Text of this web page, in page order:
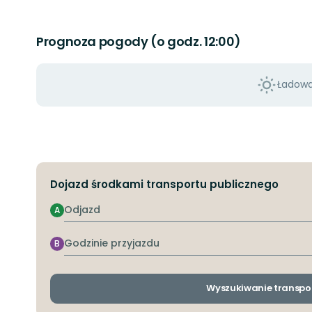
Prognoza pogody (o godz. 12:00)
Dojazd środkami transportu publicznego
Odjazd
A
Godzinie
przyjazdu
B
Wyszukiwanie